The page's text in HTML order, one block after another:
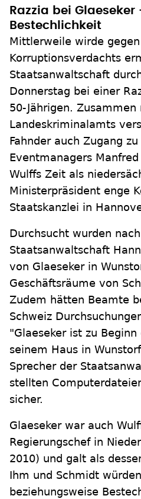
Razzia bei
Bestechlichkeit
Mittlerweile wirde
Korruptionsverdachts
Staatsanwaltschaft
Donnerstag bei einer
50-Jährigen.
Landeskriminalamts
Fahnder auch Zugang
Eventmanagers
Wulffs Zeit als
Ministerpräsident enge
Staatskanzlei in
Durchsucht wurden
Staatsanwaltschaft
von Glaeseker in
Geschäftsräume von
Zudem hätten Beamte
Schweiz
"Glaeseker ist zu
seinem Haus in
Sprecher der
stellten
sicher.
Glaeseker war auch
Regierungschef in
2010) und galt als
Ihm und Schmidt
beziehungsweise